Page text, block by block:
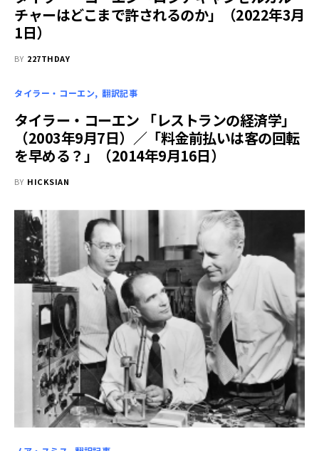
チャーはどこまで許されるのか」（2022年3月
1日）
BY 227THDAY
タイラー・コーエン 翻訳記事
タイラー・コーエン 「レストランの経済学」
（2003年9月7日）／「料金前払いは客の回転
を早める？」（2014年9月16日）
BY HICKSIAN